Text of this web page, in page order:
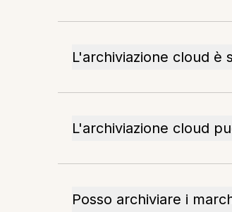
L'archiviazione cloud è
L'archiviazione cloud
Posso archiviare i